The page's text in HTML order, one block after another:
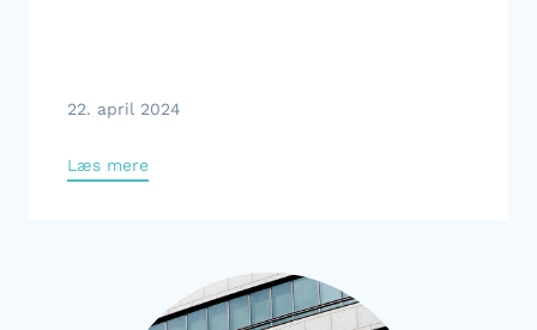
22. april 2024
Læs mere